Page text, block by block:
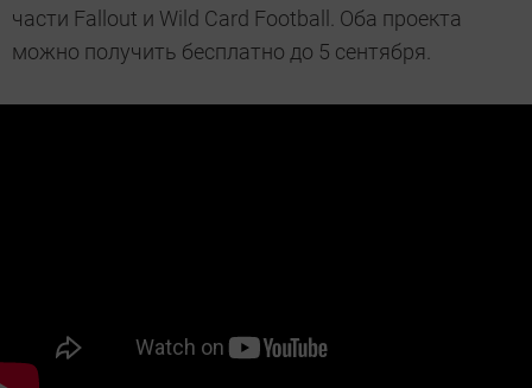
части Fallout и Wild Card Football. Оба проекта
можно получить бесплатно до 5 сентября.